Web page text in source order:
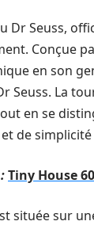
Dr Seuss,
Conçue
en son
Seuss. La
en se
de
Tiny House
située sur